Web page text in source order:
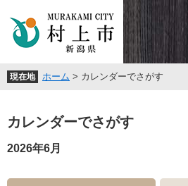
頭
。
飛
て
文
現在地 ホーム > カレンダーでさがす
文
カレンダーでさがす
2026年6月